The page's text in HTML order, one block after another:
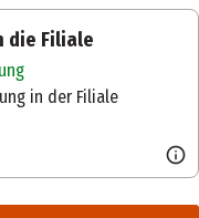
die Filiale
in der Filiale